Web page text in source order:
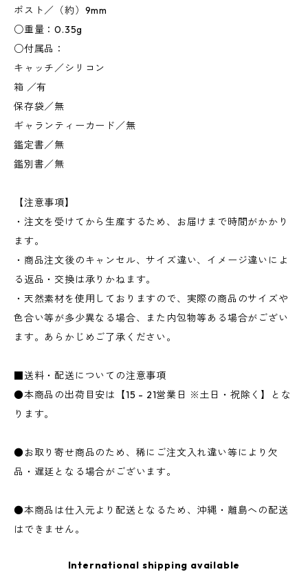
ポスト／（約）9mm
○重量：0.35g
○付属品：
キャッチ／シリコン
箱 ／有
保存袋／無
ギャランティーカード／無
鑑定書／無
鑑別書／無
【注意事項】
・注文を受けてから生産するため、お届けまで時間がかかり
ます。
・商品注文後のキャンセル、サイズ違い、イメージ違いによ
る返品・交換は承りかねます。
・天然素材を使用しておりますので、実際の商品のサイズや
色合い等が多少異なる場合、また内包物等ある場合がござい
ます。あらかじめご了承ください。
■送料・配送についての注意事項
●本商品の出荷目安は【15 - 21営業日 ※土日・祝除く】とな
ります。
●お取り寄せ商品のため、稀にご注文入れ違い等により欠
品・遅延となる場合がございます。
●本商品は仕入元より配送となるため、沖縄・離島への配送
はできません。
International shipping available